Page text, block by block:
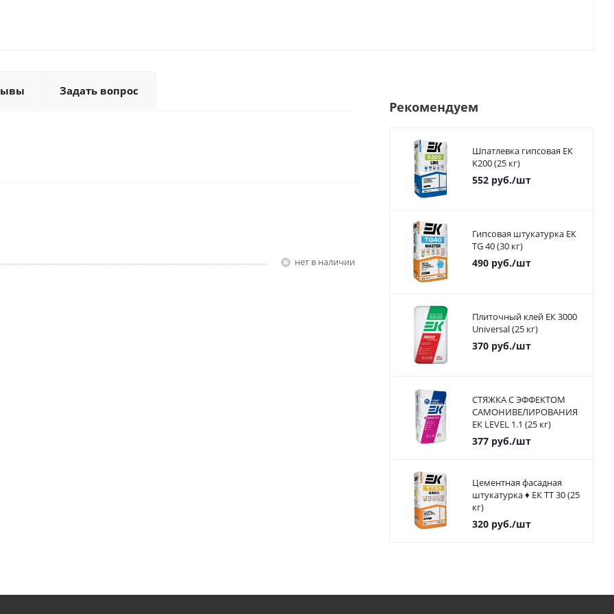
Задать вопрос
Нет в наличии
Рекомендуем
Шпатлевка гипсовая ЕК
К200 (25 кг)
552руб./шт
Гипсовая штукатурка ЕК
TG 40 (30 кг)
490руб./шт
Плиточный клей ЕК 3000
Universal (25 кг)
370руб./шт
СТЯЖКА С ЭФФЕКТОМ
САМОНИВЕЛИРОВАНИЯ
ЕК LEVEL 1.1 (25 кг)
377руб./шт
Цементная фасадная
штукатурка ♦ ЕК ТТ 30 (25
кг)
320руб./шт